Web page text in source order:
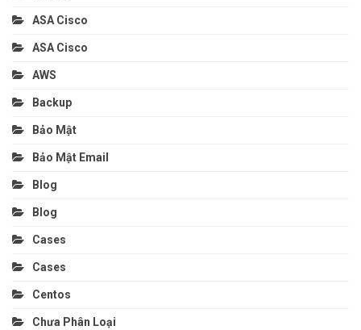
ASA Cisco
ASA Cisco
AWS
Backup
Bảo Mật
Bảo Mật Email
Blog
Blog
Cases
Cases
Centos
Chưa Phân Loại